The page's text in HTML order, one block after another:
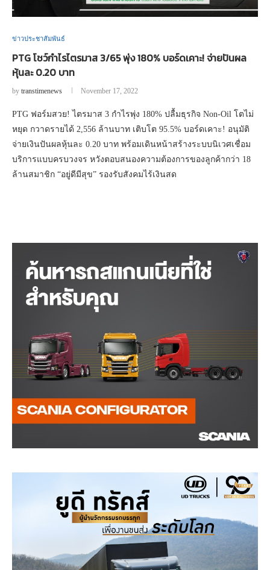
ข่าวประชาสัมพันธ์
PTG โชว์กำไรไตรมาส 3/65 พุ่ง 180% บอร์ดเคาะ! จ่ายปันผล
หุ้นละ 0.20 บาท
by transtimenews November 17, 2022
PTG ฟอร์มสวย! ไตรมาส 3 กำไรพุ่ง 180% ปลื้มธุรกิจ Non-Oil โตไม่
หยุด กวาดรายได้ 2,556 ล้านบาท เติบโต 95.5% บอร์ดเคาะ! อนุมัติ
จ่ายเงินปันผลหุ้นละ 0.20 บาท พร้อมเดินหน้าสร้างระบบนิเวศเชื่อม
บริการแบบครบวงจร หวังตอบสนองความต้องการของลูกค้ากว่า 18
ล้านสมาชิก “อยู่ดีมีสุข” รองรับสังคมไร้เงินสด